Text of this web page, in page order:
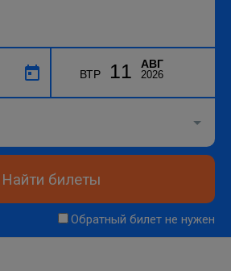
ВТР 11 АВГ
2026
Найти билеты
Обратный билет не нужен